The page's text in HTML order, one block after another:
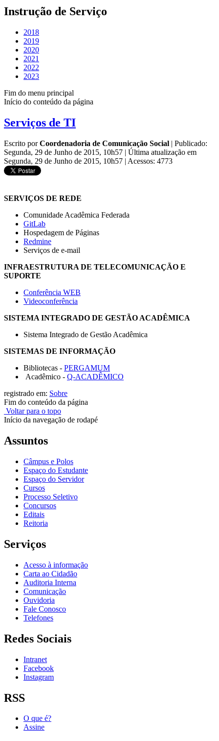
Instrução de Serviço
2018
2019
2020
2021
2022
2023
Fim do menu principal
Início do conteúdo da página
Serviços de TI
Escrito porCoordenadoria de Comunicação Social | Publicado:
Segunda, 29 de Junho de 2015, 10h57 | Última atualização em
Segunda, 29 de Junho de 2015, 10h57 | Acessos: 4773
SERVIÇOS DE REDE
Comunidade Acadêmica Federada
GitLab
Hospedagem de Páginas
Redmine
Serviços de e-mail
INFRAESTRUTURA DE TELECOMUNICAÇÃO E
SUPORTE
Conferência WEB
Videoconferência
SISTEMA INTEGRADO DE GESTÃO ACADÊMICA
Sistema Integrado de Gestão Acadêmica
SISTEMAS DE INFORMAÇÃO
Bibliotecas - PERGAMUM
Acadêmico - Q-ACADÊMICO
registrado em: Sobre
Fim do conteúdo da página
Voltar para o topo
Início da navegação de rodapé
Assuntos
Câmpus e Polos
Espaço do Estudante
Espaço do Servidor
Cursos
Processo Seletivo
Concursos
Editais
Reitoria
Serviços
Acesso à informação
Carta ao Cidadão
Auditoria Interna
Comunicação
Ouvidoria
Fale Conosco
Telefones
Redes Sociais
Intranet
Facebook
Instagram
RSS
O que é?
Assine